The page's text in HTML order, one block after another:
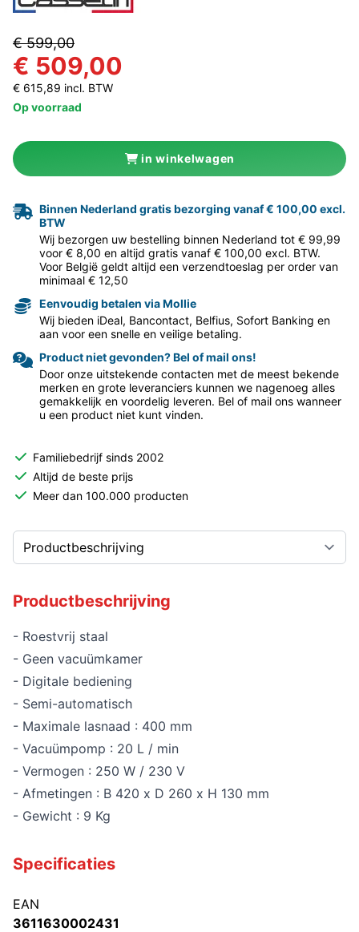
€ 599,00
€ 509,00
€ 615,89 incl. BTW
Op voorraad
in winkelwagen
Binnen Nederland gratis bezorging vanaf € 100,00 excl.
BTW
Wij bezorgen uw bestelling binnen Nederland tot € 99,99
voor € 8,00 en altijd gratis vanaf € 100,00 excl. BTW.
Voor België geldt altijd een verzendtoeslag per order van
minimaal € 12,50
Eenvoudig betalen via Mollie
Wij bieden iDeal, Bancontact, Belfius, Sofort Banking en
aan voor een snelle en veilige betaling.
Product niet gevonden? Bel of mail ons!
Door onze uitstekende contacten met de meest bekende
merken en grote leveranciers kunnen we nagenoeg alles
gemakkelijk en voordelig leveren. Bel of mail ons wanneer
u een product niet kunt vinden.
Familiebedrijf sinds 2002
Altijd de beste prijs
Meer dan 100.000 producten
Productbeschrijving
- Roestvrij staal
- Geen vacuümkamer
- Digitale bediening
- Semi-automatisch
- Maximale lasnaad : 400 mm
- Vacuümpomp : 20 L / min
- Vermogen : 250 W / 230 V
- Afmetingen : B 420 x D 260 x H 130 mm
- Gewicht : 9 Kg
Specificaties
EAN
3611630002431